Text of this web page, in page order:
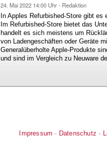
24. Mai 2022 14:00 Uhr - Redaktion
In Apples Refurbished-Store gibt
Im Refurbished-Store bietet das
handelt es sich meistens um
von Ladengeschäften oder Geräte
Generalüberholte Apple-Produkte
und sind im Vergleich zu Neuware
Impressum - Datenschutz -